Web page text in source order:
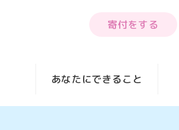
寄付をする
あなたにできること